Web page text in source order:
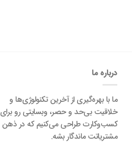
درباره ما
ما با بهره‌گیری از آخرین تکنولوژی‌ها و
خلاقیت بی‌حد و حصر، وبسایتی رو برای
کسب‌وکارت طراحی می‌کنیم که در ذهن
مشتریاتت ماندگار بشه.